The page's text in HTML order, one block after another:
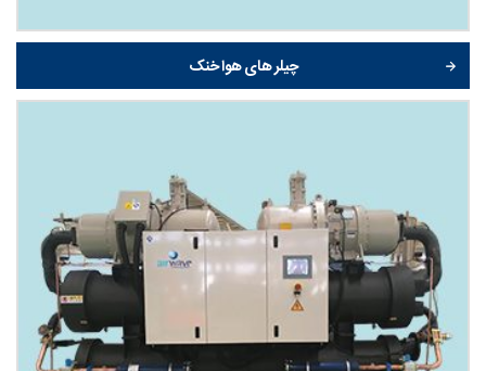
چیلر های هوا خنک